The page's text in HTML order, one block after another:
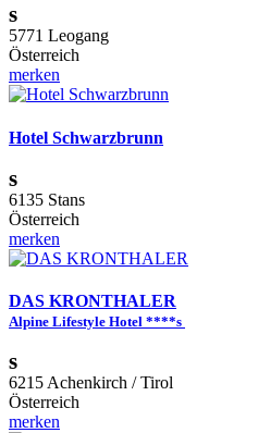
s
5771 Leogang
Österreich
merken
Hotel Schwarzbrunn
s
6135 Stans
Österreich
merken
DAS KRONTHALER
Alpine Lifestyle Hotel ****s
s
6215 Achenkirch / Tirol
Österreich
merken